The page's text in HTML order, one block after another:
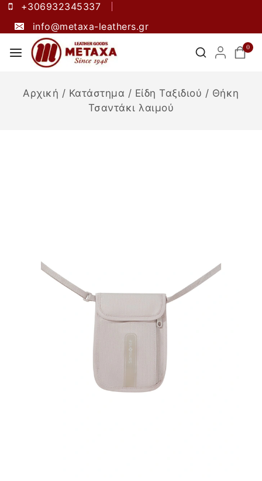
+306932345337
info@metaxa-leathers.gr
0
Αρχική / Κατάστημα / Είδη Ταξιδιού / Θήκη
Τσαντάκι λαιμού